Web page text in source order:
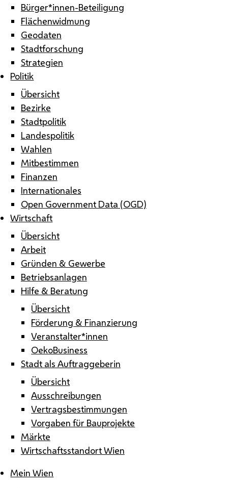
Bürger*innen-Beteiligung
Flächenwidmung
Geodaten
Stadtforschung
Strategien
Politik
Übersicht
Bezirke
Stadtpolitik
Landespolitik
Wahlen
Mitbestimmen
Finanzen
Internationales
Open Government Data (OGD)
Wirtschaft
Übersicht
Arbeit
Gründen & Gewerbe
Betriebsanlagen
Hilfe & Beratung
Übersicht
Förderung & Finanzierung
Veranstalter*innen
OekoBusiness
Stadt als Auftraggeberin
Übersicht
Ausschreibungen
Vertragsbestimmungen
Vorgaben für Bauprojekte
Märkte
Wirtschaftsstandort Wien
Mein Wien